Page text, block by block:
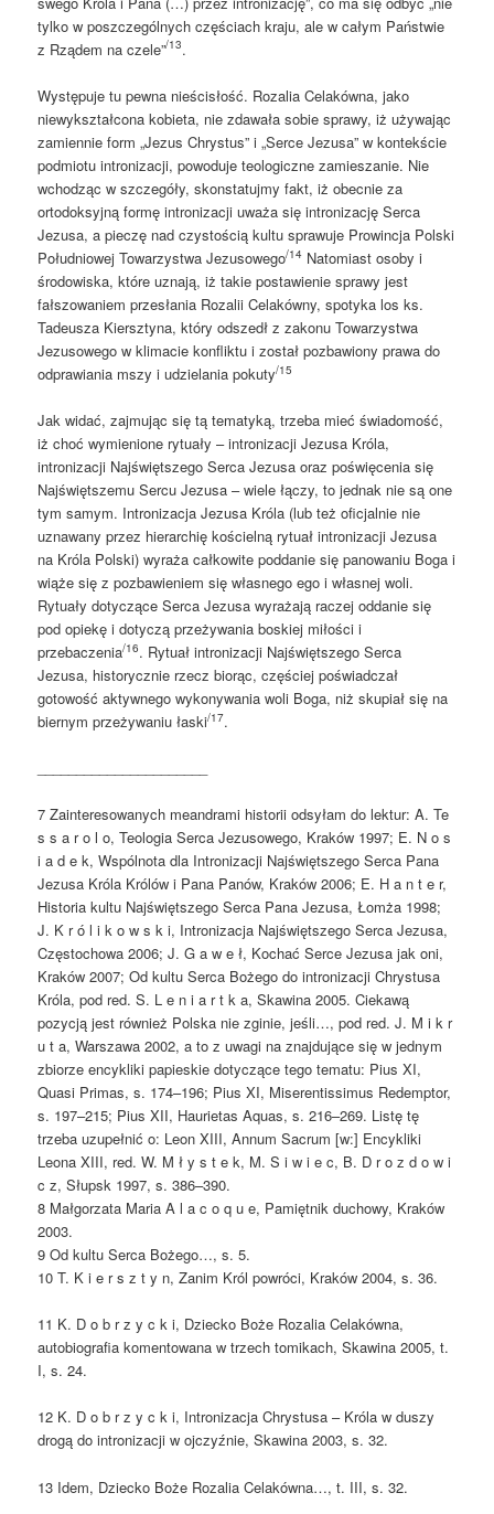
tylko w poszczególnych częściach kraju, ale w całym Państwie
z Rządem na czele”/13.
Występuje tu pewna nieścisłość. Rozalia Celakówna, jako
niewykształcona kobieta, nie zdawała sobie sprawy, iż używając
zamiennie form „Jezus Chrystus” i „Serce Jezusa” w kontekście
podmiotu intronizacji, powoduje teologiczne zamieszanie. Nie
wchodząc w szczegóły, skonstatujmy fakt, iż obecnie za
ortodoksyjną formę intronizacji uważa się intronizację Serca
Jezusa, a pieczę nad czystością kultu sprawuje Prowincja Polski
Południowej Towarzystwa Jezusowego/14 Natomiast osoby i
środowiska, które uznają, iż takie postawienie sprawy jest
fałszowaniem przesłania Rozalii Celakówny, spotyka los ks.
Tadeusza Kiersztyna, który odszedł z zakonu Towarzystwa
Jezusowego w klimacie konfliktu i został pozbawiony prawa do
odprawiania mszy i udzielania pokuty/15
Jak widać, zajmując się tą tematyką, trzeba mieć świadomość,
iż choć wymienione rytuały – intronizacji Jezusa Króla,
intronizacji Najświętszego Serca Jezusa oraz poświęcenia się
Najświętszemu Sercu Jezusa – wiele łączy, to jednak nie są one
tym samym. Intronizacja Jezusa Króla (lub też oficjalnie nie
uznawany przez hierarchię kościelną rytuał intronizacji Jezusa
na Króla Polski) wyraża całkowite poddanie się panowaniu Boga i
wiąże się z pozbawieniem się własnego ego i własnej woli.
Rytuały dotyczące Serca Jezusa wyrażają raczej oddanie się
pod opiekę i dotyczą przeżywania boskiej miłości i
przebaczenia/16. Rytuał intronizacji Najświętszego Serca
Jezusa, historycznie rzecz biorąc, częściej poświadczał
gotowość aktywnego wykonywania woli Boga, niż skupiał się na
biernym przeżywaniu łaski/17.
7 Zainteresowanych meandrami historii odsyłam do lektur: A. Te
s s a r o l o, Teologia Serca Jezusowego, Kraków 1997; E. N o s
i a d e k, Wspólnota dla Intronizacji Najświętszego Serca Pana
Jezusa Króla Królów i Pana Panów, Kraków 2006; E. H a n t e r,
Historia kultu Najświętszego Serca Pana Jezusa, Łomża 1998;
J. K r ó l i k o w s k i, Intronizacja Najświętszego Serca Jezusa,
Częstochowa 2006; J. G a w e ł, Kochać Serce Jezusa jak oni,
Kraków 2007; Od kultu Serca Bożego do intronizacji Chrystusa
Króla, pod red. S. L e n i a r t k a, Skawina 2005. Ciekawą
pozycją jest również Polska nie zginie, jeśli…, pod red. J. M i k r
u t a, Warszawa 2002, a to z uwagi na znajdujące się w jednym
zbiorze encykliki papieskie dotyczące tego tematu: Pius XI,
Quasi Primas, s. 174–196; Pius XI, Miserentissimus Redemptor,
s. 197–215; Pius XII, Haurietas Aquas, s. 216–269. Listę tę
trzeba uzupełnić o: Leon XIII, Annum Sacrum [w:] Encykliki
Leona XIII, red. W. M ł y s t e k, M. S i w i e c, B. D r o z d o w i
c z, Słupsk 1997, s. 386–390.
8 Małgorzata Maria A l a c o q u e, Pamiętnik duchowy, Kraków
2003.
9 Od kultu Serca Bożego…, s. 5.
10 T. K i e r s z t y n, Zanim Król powróci, Kraków 2004, s. 36.
11 K. D o b r z y c k i, Dziecko Boże Rozalia Celakówna,
autobiografia komentowana w trzech tomikach, Skawina 2005, t.
I, s. 24.
12 K. D o b r z y c k i, Intronizacja Chrystusa – Króla w duszy
drogą do intronizacji w ojczyźnie, Skawina 2003, s. 32.
13 Idem, Dziecko Boże Rozalia Celakówna…, t. III, s. 32.